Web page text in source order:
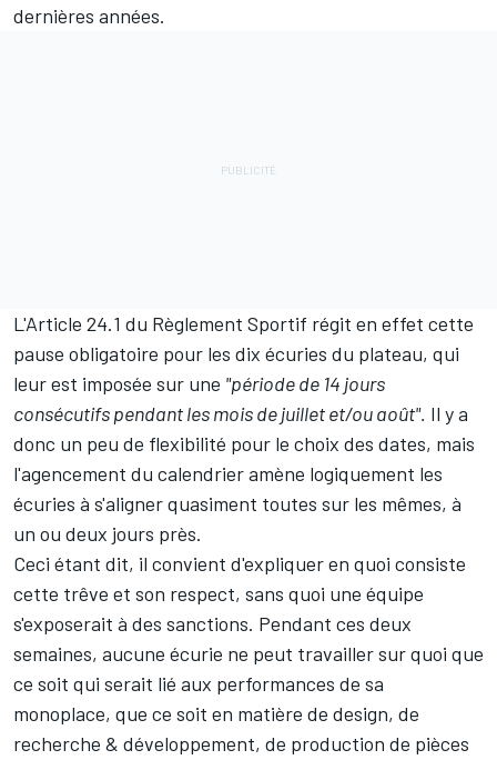
dernières années.
L'Article 24.1 du Règlement Sportif régit en effet cette
pause obligatoire pour les dix écuries du plateau, qui
leur est imposée sur une "période de 14 jours
consécutifs pendant les mois de juillet et/ou août". Il y a
donc un peu de flexibilité pour le choix des dates, mais
l'agencement du calendrier amène logiquement les
écuries à s'aligner quasiment toutes sur les mêmes, à
un ou deux jours près.
Ceci étant dit, il convient d'expliquer en quoi consiste
cette trêve et son respect, sans quoi une équipe
s'exposerait à des sanctions. Pendant ces deux
semaines, aucune écurie ne peut travailler sur quoi que
ce soit qui serait lié aux performances de sa
monoplace, que ce soit en matière de design, de
recherche & développement, de production de pièces